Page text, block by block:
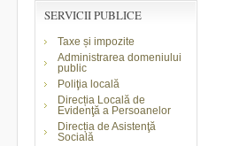
SERVICII PUBLICE
Taxe și impozite
Administrarea domeniului
public
Poliţia locală
Direcția Locală de
Evidenţă a Persoanelor
Direcția de Asistenţă
Socială